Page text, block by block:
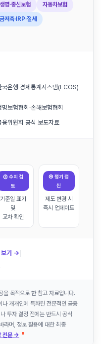
생명·종신보험 자동차보험
저축·IRP·절세
국은행 경제통계시스템(ECOS)
명보험협회·손해보험협회
융위원회 공식 보도자료
③ 수치 검
토
기준일 표기
및
교차 확인
④ 정기 갱
신
제도 변경 시
즉시 업데이트
보기 → |
을 목적으로 한 참고 자료입니다.
개개인에 특화된 전문적인 금융
투자 결정 전에는 반드시 공식
라며, 정보 활용에 대한 최종
전문 →